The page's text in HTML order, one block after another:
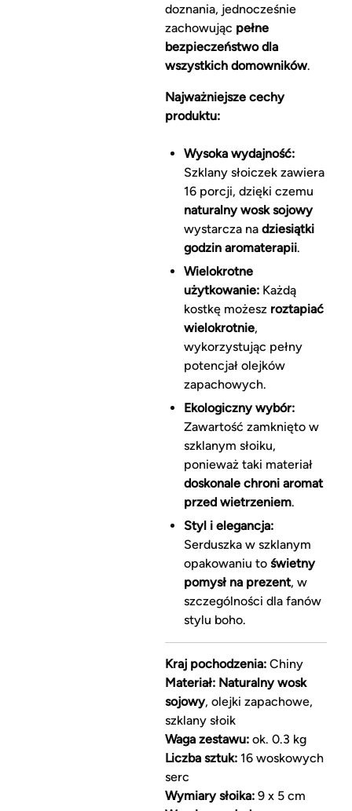
doznania, jednocześnie
zachowując pełne
bezpieczeństwo dla
wszystkich domowników.
Najważniejsze cechy
produktu:
Wysoka wydajność:
Szklany słoiczek zawiera
16 porcji, dzięki czemu
naturalny wosk sojowy
wystarcza na dziesiątki
godzin aromaterapii.
Wielokrotne
użytkowanie:Każdą
kostkę możesz roztapiać
wielokrotnie,
wykorzystując pełny
potencjał olejków
zapachowych.
Ekologiczny wybór:
Zawartość zamknięto w
szklanym słoiku,
ponieważ taki materiał
doskonale chroni aromat
przed wietrzeniem.
Styl i elegancja:
Serduszka w szklanym
opakowaniu to świetny
pomysł na prezent, w
szczególności dla fanów
stylu boho.
Kraj pochodzenia:Chiny
Materiał: Naturalny wosk
sojowy, olejki zapachowe,
szklany słoik
Waga zestawu:ok. 0.3 kg
Liczba sztuk:16 woskowych
serc
Wymiary słoika:9 x 5 cm